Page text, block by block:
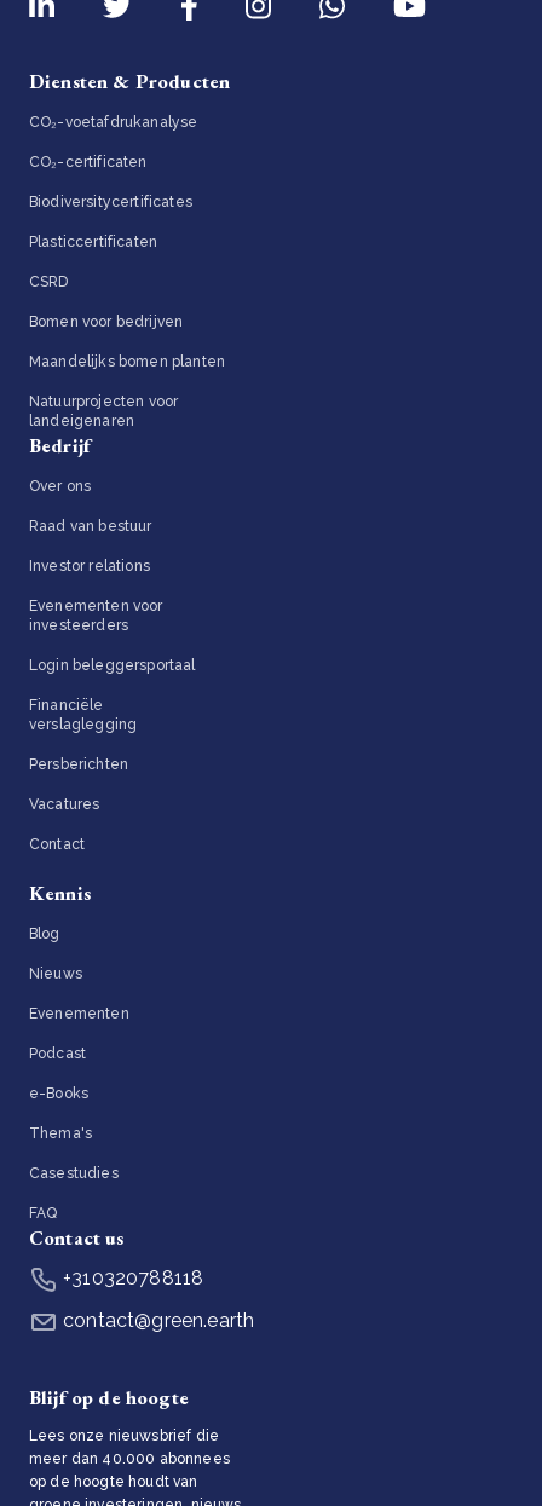
Diensten & Producten
CO₂-voetafdrukanalyse
CO₂-certificaten
Biodiversitycertificates
Plasticcertificaten
CSRD
Bomen voor bedrijven
Maandelijks bomen planten
Natuurprojecten voor
landeigenaren
Bedrijf
Over ons
Raad van bestuur
Investor relations
Evenementen voor
investeerders
Login beleggersportaal
Financiële
verslaglegging
Persberichten
Vacatures
Contact
Kennis
Blog
Nieuws
Evenementen
Podcast
e-Books
Thema's
Casestudies
FAQ
Contact us
+310320788118
contact@green.earth
Blijf op de hoogte
Lees onze nieuwsbrief die
meer dan 40.000 abonnees
op de hoogte houdt van